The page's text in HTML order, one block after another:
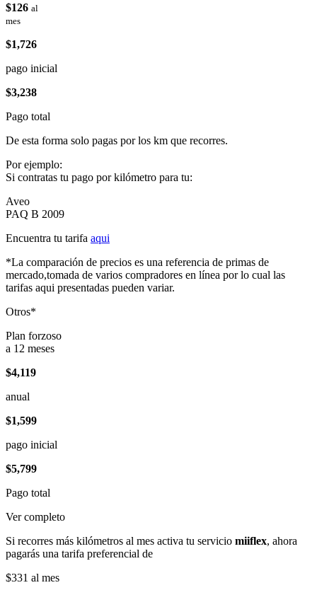
$126 al
mes
$1,726
pago inicial
$3,238
Pago total
De esta forma solo pagas por los km que recorres.
Por ejemplo:
Si contratas tu pago por kilómetro para tu:
Aveo
PAQ B 2009
Encuentra tu tarifa aqui
*La comparación de precios es una referencia de primas de
mercado,tomada de varios compradores en línea por lo cual las
tarifas aqui presentadas pueden variar.
Otros*
Plan forzoso
a 12 meses
$4,119
anual
$1,599
pago inicial
$5,799
Pago total
Ver completo
Si recorres más kilómetros al mes activa tu servicio miiflex, ahora
pagarás una tarifa preferencial de
$331 al mes